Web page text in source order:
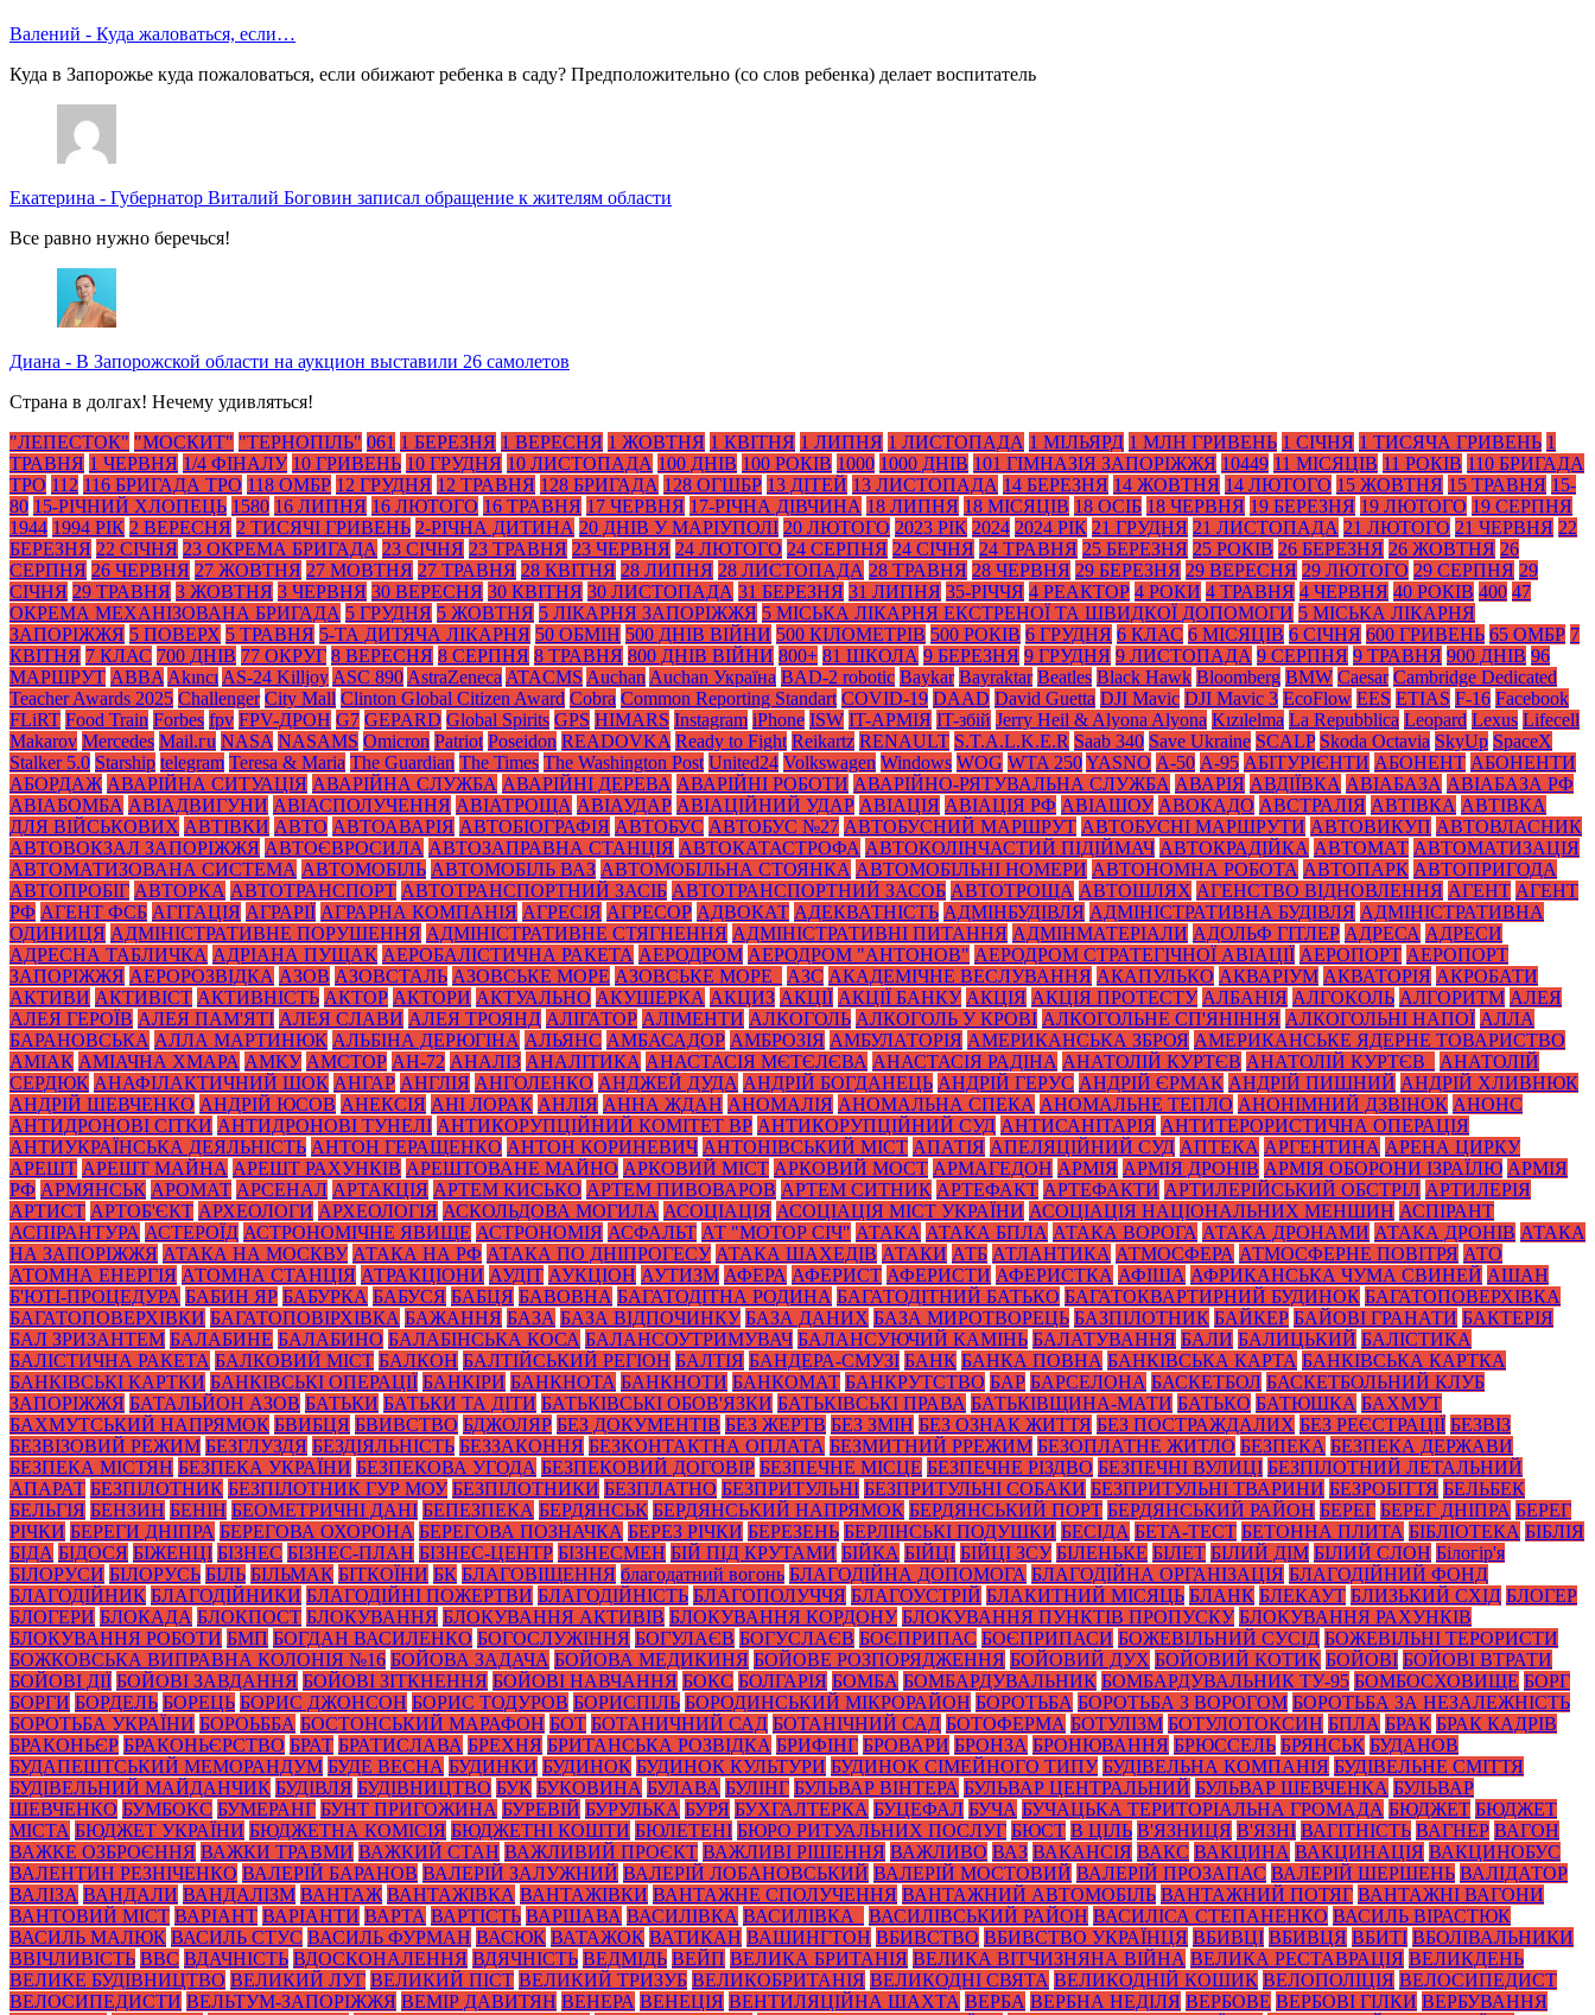
Валений - Куда жаловаться, если…
Куда в Запорожье куда пожаловаться, если обижают ребенка в саду? Предположительно (со слов ребенка) делает воспитатель
Екатерина - Губернатор Виталий Боговин записал обращение к жителям области
Все равно нужно беречься!
Диана - В Запорожской области на аукцион выставили 26 самолетов
Страна в долгах! Нечему удивляться!
"ЛЕПЕСТОК" "МОСКИТ" "ТЕРНОПІЛЬ" 061 1 БЕРЕЗНЯ 1 ВЕРЕСНЯ 1 ЖОВТНЯ 1 КВІТНЯ 1 ЛИПНЯ 1 ЛИСТОПАДА 1 МІЛЬЯРД 1 МЛН ГРИВЕНЬ 1 СІЧНЯ 1 ТИСЯЧА ГРИВЕНЬ 1
ТРАВНЯ 1 ЧЕРВНЯ 1/4 ФІНАЛУ 10 ГРИВЕНЬ 10 ГРУДНЯ 10 ЛИСТОПАДА 100 ДНІВ 100 РОКІВ 1000 1000 ДНІВ 101 ГІМНАЗІЯ ЗАПОРІЖЖЯ 10449 11 МІСЯЦІВ 11 РОКІВ 110 БРИГАДА
ТРО 112 116 БРИГАДА ТРО 118 ОМБР 12 ГРУДНЯ 12 ТРАВНЯ 128 БРИГАДА 128 ОГШБР 13 ДІТЕЙ 13 ЛИСТОПАДА 14 БЕРЕЗНЯ 14 ЖОВТНЯ 14 ЛЮТОГО 15 ЖОВТНЯ 15 ТРАВНЯ 15-
80 15-РІЧНИЙ ХЛОПЕЦЬ 1580 16 ЛИПНЯ 16 ЛЮТОГО 16 ТРАВНЯ 17 ЧЕРВНЯ 17-РІЧНА ДІВЧИНА 18 ЛИПНЯ 18 МІСЯЦІВ 18 ОСІБ 18 ЧЕРВНЯ 19 БЕРЕЗНЯ 19 ЛЮТОГО 19 СЕРПНЯ
1944 1994 РІК 2 ВЕРЕСНЯ 2 ТИСЯЧІ ГРИВЕНЬ 2-РІЧНА ДИТИНА 20 ДНІВ У МАРІУПОЛІ 20 ЛЮТОГО 2023 РІК 2024 2024 РІК 21 ГРУДНЯ 21 ЛИСТОПАДА 21 ЛЮТОГО 21 ЧЕРВНЯ 22
БЕРЕЗНЯ 22 СІЧНЯ 23 ОКРЕМА БРИГАДА 23 СІЧНЯ 23 ТРАВНЯ 23 ЧЕРВНЯ 24 ЛЮТОГО 24 СЕРПНЯ 24 СІЧНЯ 24 ТРАВНЯ 25 БЕРЕЗНЯ 25 РОКІВ 26 БЕРЕЗНЯ 26 ЖОВТНЯ 26
СЕРПНЯ 26 ЧЕРВНЯ 27 ЖОВТНЯ 27 МОВТНЯ 27 ТРАВНЯ 28 КВІТНЯ 28 ЛИПНЯ 28 ЛИСТОПАДА 28 ТРАВНЯ 28 ЧЕРВНЯ 29 БЕРЕЗНЯ 29 ВЕРЕСНЯ 29 ЛЮТОГО 29 СЕРПНЯ 29
СІЧНЯ 29 ТРАВНЯ 3 ЖОВТНЯ 3 ЧЕРВНЯ 30 ВЕРЕСНЯ 30 КВІТНЯ 30 ЛИСТОПАДА 31 БЕРЕЗНЯ 31 ЛИПНЯ 35-РІЧЧЯ 4 РЕАКТОР 4 РОКИ 4 ТРАВНЯ 4 ЧЕРВНЯ 40 РОКІВ 400 47
ОКРЕМА МЕХАНІЗОВАНА БРИГАДА 5 ГРУДНЯ 5 ЖОВТНЯ 5 ЛІКАРНЯ ЗАПОРІЖЖЯ 5 МІСЬКА ЛІКАРНЯ ЕКСТРЕНОЇ ТА ШВИДКОЇ ДОПОМОГИ 5 МІСЬКА ЛІКАРНЯ
ЗАПОРІЖЖЯ 5 ПОВЕРХ 5 ТРАВНЯ 5-ТА ДИТЯЧА ЛІКАРНЯ 50 ОБМІН 500 ДНІВ ВІЙНИ 500 КІЛОМЕТРІВ 500 РОКІВ 6 ГРУДНЯ 6 КЛАС 6 МІСЯЦІВ 6 СІЧНЯ 600 ГРИВЕНЬ 65 ОМБР 7
КВІТНЯ 7 КЛАС 700 ДНІВ 77 ОКРУГ 8 ВЕРЕСНЯ 8 СЕРПНЯ 8 ТРАВНЯ 800 ДНІВ ВІЙНИ 800+ 81 ШКОЛА 9 БЕРЕЗНЯ 9 ГРУДНЯ 9 ЛИСТОПАДА 9 СЕРПНЯ 9 ТРАВНЯ 900 ДНІВ 96
МАРШРУТ ABBA Akıncı AS-24 Killjoy ASC 890 AstraZeneca ATACMS Auchan Auchan Україна BAD-2 robotic Baykar Bayraktar Beatles Black Нawk Bloomberg BMW Caesar Cambridge Dedicated
Teacher Awards 2025 Challenger City Mall Clinton Global Citizen Award Cobra Common Reporting Standart COVID-19 DAAD David Guetta DJI Mavic DJI Mavic 3 EcoFlow EES ETIAS F-16 Facebook
FLiRT Food Train Forbes fpv FPV-ДРОН G7 GEPARD Global Spirits GPS HIMARS Instagram iPhone ISW IT-АРМІЯ IT-збій Jerry Heil & Alyona Alyona Kızılelma La Repubblica Leopard Lexus Lifecell
Makarov Mercedes Mаil.гu NASA NASAMS Omicron Patriot Poseidon READOVKA Ready to Fight Reikartz RENAULT S.T.A.L.K.E.R Saab 340 Save Ukraine SCALP Skoda Octavia SkyUp SpaceX
Stalker 5.0 Starship telegram Teresa & Maria The Guardian The Times The Washington Post United24 Volkswagen Windows WOG WTA 250YASNO А-50 А-95 АБІТУРІЄНТИ АБОНЕНТ АБОНЕНТИ
АБОРДАЖ АВАРІЙНА СИТУАЦІЯ АВАРІЙНА СЛУЖБА АВАРІЙНІ ДЕРЕВА АВАРІЙНІ РОБОТИ АВАРІЙНО-РЯТУВАЛЬНА СЛУЖБА АВАРІЯ АВДІЇВКА АВІАБАЗА АВІАБАЗА РФ
АВІАБОМБА АВІАДВИГУНИ АВІАСПОЛУЧЕННЯ АВІАТРОЩА АВІАУДАР АВІАЦІЙНИЙ УДАР АВІАЦІЯ АВІАЦІЯ РФ АВІАШОУ АВОКАДО АВСТРАЛІЯ АВТІВКА АВТІВКА
ДЛЯ ВІЙСЬКОВИХ АВТІВКИ АВТО АВТОАВАРІЯ АВТОБІОГРАФІЯ АВТОБУС АВТОБУС №27 АВТОБУСНИЙ МАРШРУТ АВТОБУСНІ МАРШРУТИ АВТОВИКУП АВТОВЛАСНИК
АВТОВОКЗАЛ ЗАПОРІЖЖЯ АВТОЄВРОСИЛА АВТОЗАПРАВНА СТАНЦІЯ АВТОКАТАСТРОФА АВТОКОЛІНЧАСТИЙ ПІДІЙМАЧ АВТОКРАДІЙКА АВТОМАТ АВТОМАТИЗАЦІЯ
АВТОМАТИЗОВАНА СИСТЕМА АВТОМОБІЛЬ АВТОМОБІЛЬ ВАЗ АВТОМОБІЛЬНА СТОЯНКА АВТОМОБІЛЬНІ НОМЕРИ АВТОНОМНА РОБОТА АВТОПАРК АВТОПРИГОДА
АВТОПРОБІГ АВТОРКА АВТОТРАНСПОРТ АВТОТРАНСПОРТНИЙ ЗАСІБ АВТОТРАНСПОРТНИЙ ЗАСОБ АВТОТРОЩА АВТОШЛЯХ АГЕНСТВО ВІДНОВЛЕННЯ АГЕНТ АГЕНТ
РФ АГЕНТ ФСБ АГІТАЦІЯ АГРАРІЇ АГРАРНА КОМПАНІЯ АГРЕСІЯ АГРЕСОР АДВОКАТ АДЕКВАТНІСТЬ АДМІНБУДІВЛЯ АДМІНІСТРАТИВНА БУДІВЛЯ АДМІНІСТРАТИВНА
ОДИНИЦЯ АДМІНІСТРАТИВНЕ ПОРУШЕННЯ АДМІНІСТРАТИВНЕ СТЯГНЕННЯ АДМІНІСТРАТИВНІ ПИТАННЯ АДМІНМАТЕРІАЛИ АДОЛЬФ ГІТЛЕР АДРЕСА АДРЕСИ
АДРЕСНА ТАБЛИЧКА АДРІАНА ПУЩАК АЕРОБАЛІСТИЧНА РАКЕТА АЕРОДРОМ АЕРОДРОМ "АНТОНОВ" АЕРОДРОМ СТРАТЕГІЧНОЇ АВІАЦІЇ АЕРОПОРТ АЕРОПОРТ
ЗАПОРІЖЖЯ АЕРОРОЗВІДКА АЗОВ АЗОВСТАЛЬ АЗОВСЬКЕ МОРЕ АЗОВСЬКЕ МОРЕ_ АЗС АКАДЕМІЧНЕ ВЕСЛУВАННЯ АКАПУЛЬКО АКВАРІУМ АКВАТОРІЯ АКРОБАТИ
АКТИВИ АКТИВІСТ АКТИВНІСТЬ АКТОР АКТОРИ АКТУАЛЬНО АКУШЕРКА АКЦИЗ АКЦІЇ АКЦІЇ БАНКУ АКЦІЯ АКЦІЯ ПРОТЕСТУ АЛБАНІЯ АЛГОКОЛЬ АЛГОРИТМ АЛЕЯ
АЛЕЯ ГЕРОЇВ АЛЕЯ ПАМ'ЯТІ АЛЕЯ СЛАВИ АЛЕЯ ТРОЯНД АЛІГАТОР АЛІМЕНТИ АЛКОГОЛЬ АЛКОГОЛЬ У КРОВІ АЛКОГОЛЬНЕ СП'ЯНІННЯ АЛКОГОЛЬНІ НАПОЇ АЛЛА
БАРАНОВСЬКА АЛЛА МАРТИНЮК АЛЬБІНА ДЕРЮГІНА АЛЬЯНС АМБАСАДОР АМБРОЗІЯ АМБУЛАТОРІЯ АМЕРИКАНСЬКА ЗБРОЯ АМЕРИКАНСЬКЕ ЯДЕРНЕ ТОВАРИСТВО
АМІАК АМІАЧНА ХМАРА АМКУ АМСТОР АН-72 АНАЛІЗ АНАЛІТИКА АНАСТАСІЯ МЄТЄЛЄВА АНАСТАСІЯ РАДІНА АНАТОЛІЙ КУРТЄВ АНАТОЛІЙ КУРТЄВ_
АНАТОЛІЙ
СЕРДЮК АНАФІЛАКТИЧНИЙ ШОК АНГАР АНГЛІЯ АНГОЛЕНКО АНДЖЕЙ ДУДА АНДРІЙ БОГДАНЕЦЬ АНДРІЙ ГЕРУС АНДРІЙ ЄРМАК АНДРІЙ ПИШНИЙ АНДРІЙ ХЛИВНЮК
АНДРІЙ ШЕВЧЕНКО АНДРІЙ ЮСОВ АНЕКСІЯ АНІ ЛОРАК АНЛІЯ АННА ЖДАН АНОМАЛІЯ АНОМАЛЬНА СПЕКА АНОМАЛЬНЕ ТЕПЛО АНОНІМНИЙ ДЗВІНОК АНОНС
АНТИДРОНОВІ СІТКИ АНТИДРОНОВІ ТУНЕЛІ АНТИКОРУПЦІЙНИЙ КОМІТЕТ ВР АНТИКОРУПЦІЙНИЙ СУД АНТИСАНІТАРІЯ АНТИТЕРОРИСТИЧНА ОПЕРАЦІЯ
АНТИУКРАЇНСЬКА ДЕЯЛЬНІСТЬ АНТОН ГЕРАЩЕНКО АНТОН КОРИНЕВИЧ АНТОНІВСЬКИЙ МІСТ АПАТІЯ АПЕЛЯЦІЙНИЙ СУД АПТЕКА АРГЕНТИНА АРЕНА ЦИРКУ
АРЕШТ АРЕШТ МАЙНА АРЕШТ РАХУНКІВ АРЕШТОВАНЕ МАЙНО АРКОВИЙ МІСТ АРКОВИЙ МОСТ АРМАГЕДОН АРМІЯ АРМІЯ ДРОНІВ АРМІЯ ОБОРОНИ ІЗРАЇЛЮ АРМІЯ
РФ АРМЯНСЬК АРОМАТ АРСЕНАЛ АРТАКЦІЯ АРТЕМ КИСЬКО АРТЕМ ПИВОВАРОВ АРТЕМ СИТНИК АРТЕФАКТ АРТЕФАКТИ АРТИЛЕРІЙСЬКИЙ ОБСТРІЛ АРТИЛЕРІЯ
АРТИСТ АРТОБ'ЄКТ АРХЕОЛОГИ АРХЕОЛОГІЯ АСКОЛЬДОВА МОГИЛА АСОЦІАЦІЯ АСОЦІАЦІЯ МІСТ УКРАЇНИ АСОЦІАЦІЯ НАЦІОНАЛЬНИХ МЕНШИН АСПІРАНТ
АСПІРАНТУРА АСТЕРОЇД АСТРОНОМІЧНЕ ЯВИЩЕ АСТРОНОМІЯ АСФАЛЬТ АТ "МОТОР СІЧ" АТАКА АТАКА БПЛА АТАКА ВОРОГА АТАКА ДРОНАМИ АТАКА ДРОНІВ АТАКА
НА ЗАПОРІЖЖЯ АТАКА НА МОСКВУ АТАКА НА РФ АТАКА ПО ДНІПРОГЕСУ АТАКА ШАХЕДІВ АТАКИ АТБ АТЛАНТИКА АТМОСФЕРА АТМОСФЕРНЕ ПОВІТРЯ АТО
АТОМНА ЕНЕРГІЯ АТОМНА СТАНЦІЯ АТРАКЦІОНИ АУДІТ АУКЦІОН АУТИЗМ АФЕРА АФЕРИСТ АФЕРИСТИ АФЕРИСТКА АФІША АФРИКАНСЬКА ЧУМА СВИНЕЙ АШАН
Б'ЮТІ-ПРОЦЕДУРА БАБИН ЯР БАБУРКА БАБУСЯ БАБЦЯ БАВОВНА БАГАТОДІТНА РОДИНА БАГАТОДІТНИЙ БАТЬКО БАГАТОКВАРТИРНИЙ БУДИНОК БАГАТОПОВЕРХІВКА
БАГАТОПОВЕРХІВКИ БАГАТОПОВІРХІВКА БАЖАННЯ БАЗА БАЗА ВІДПОЧИНКУ БАЗА ДАНИХ БАЗА МИРОТВОРЕЦЬ БАЗПІЛОТНИК БАЙКЕР БАЙОВІ ГРАНАТИ БАКТЕРІЯ
БАЛ ЗРИЗАНТЕМ БАЛАБИНЕ БАЛАБИНО БАЛАБІНСЬКА КОСА БАЛАНСОУТРИМУВАЧ БАЛАНСУЮЧИЙ КАМІНЬ БАЛАТУВАННЯ БАЛИ БАЛИЦЬКИЙ БАЛІСТИКА
БАЛІСТИЧНА РАКЕТА БАЛКОВИЙ МІСТ БАЛКОН БАЛТІЙСЬКИЙ РЕГІОН БАЛТІЯ БАНДЕРА-СМУЗІ БАНК БАНКА ПОВНА БАНКІВСЬКА КАРТА БАНКІВСЬКА КАРТКА
БАНКІВСЬКІ КАРТКИ БАНКІВСЬКІ ОПЕРАЦІЇ БАНКІРИ БАНКНОТА БАНКНОТИ БАНКОМАТ БАНКРУТСТВО БАР БАРСЕЛОНА БАСКЕТБОЛ БАСКЕТБОЛЬНИЙ КЛУБ
ЗАПОРІЖЖЯ БАТАЛЬЙОН АЗОВ БАТЬКИ БАТЬКИ ТА ДІТИ БАТЬКІВСЬКІ ОБОВ'ЯЗКИ БАТЬКІВСЬКІ ПРАВА БАТЬКІВЩИНА-МАТИ БАТЬКО БАТЮШКА БАХМУТ
БАХМУТСЬКИЙ НАПРЯМОК БВИБЦЯ БВИВСТВО БДЖОЛЯР БЕЗ ДОКУМЕНТІВ БЕЗ ЖЕРТВ БЕЗ ЗМІН БЕЗ ОЗНАК ЖИТТЯ БЕЗ ПОСТРАЖДАЛИХ БЕЗ РЕЄСТРАЦІЇ БЕЗВІЗ
БЕЗВІЗОВИЙ РЕЖИМ БЕЗГЛУЗДЯ БЕЗДІЯЛЬНІСТЬ БЕЗЗАКОННЯ БЕЗКОНТАКТНА ОПЛАТА БЕЗМИТНИЙ РРЕЖИМ БЕЗОПЛАТНЕ ЖИТЛО БЕЗПЕКА БЕЗПЕКА ДЕРЖАВИ
БЕЗПЕКА МІСТЯН БЕЗПЕКА УКРАЇНИ БЕЗПЕКОВА УГОДА БЕЗПЕКОВИЙ ДОГОВІР БЕЗПЕЧНЕ МІСЦЕ БЕЗПЕЧНЕ РІЗДВО БЕЗПЕЧНІ ВУЛИЦІ БЕЗПІЛОТНИЙ ЛЕТАЛЬНИЙ
АПАРАТ БЕЗПІЛОТНИК БЕЗПІЛОТНИК ГУР МОУ БЕЗПІЛОТНИКИ БЕЗПЛАТНО БЕЗПРИТУЛЬНІ БЕЗПРИТУЛЬНІ СОБАКИ БЕЗПРИТУЛЬНІ ТВАРИНИ БЕЗРОБІТТЯ БЕЛЬБЕК
БЕЛЬГІЯ БЕНЗИН БЕНІН БЕОМЕТРИЧНІ ДАНІ БЕПЕЗПЕКА БЕРДЯНСЬК БЕРДЯНСЬКИЙ НАПРЯМОК БЕРДЯНСЬКИЙ ПОРТ БЕРДЯНСЬКИЙ РАЙОН БЕРЕГ БЕРЕГ ДНІПРА БЕРЕГ
РІЧКИ БЕРЕГИ ДНІПРА БЕРЕГОВА ОХОРОНА БЕРЕГОВА ПОЗНАЧКА БЕРЕЗ РІЧКИ БЕРЕЗЕНЬ БЕРЛІНСЬКІ ПОДУШКИ БЕСІДА БЕТА-ТЕСТ БЕТОННА ПЛИТА БІБЛІОТЕКА БІБЛІЯ
БІДА БІДОСЯ БІЖЕНЦІ БІЗНЕС БІЗНЕС-ПЛАН БІЗНЕС-ЦЕНТР БІЗНЕСМЕН БІЙ ПІД КРУТАМИ БІЙКА БІЙЦІ БІЙЦІ ЗСУ БІЛЕНЬКЕ БІЛЕТ БІЛИЙ ДІМ БІЛИЙ СЛОН Білогір'я
БІЛОРУСИ БІЛОРУСЬ БІЛЬ БІЛЬМАК БІТКОЇНИ БК БЛАГОВІЩЕННЯ благодатний вогонь БЛАГОДІЙНА ДОПОМОГА БЛАГОДІЙНА ОРГАНІЗАЦІЯ БЛАГОДІЙНИЙ ФОНД
БЛАГОДІЙНИК БЛАГОДІЙНИКИ БЛАГОДІЙНІ ПОЖЕРТВИ БЛАГОДІЙНІСТЬ БЛАГОПОЛУЧЧЯ БЛАГОУСТРІЙ БЛАКИТНИЙ МІСЯЦЬ БЛАНК БЛЕКАУТ БЛИЗЬКИЙ СХІД БЛОГЕР
БЛОГЕРИ БЛОКАДА БЛОКПОСТ БЛОКУВАННЯ БЛОКУВАННЯ АКТИВІВ БЛОКУВАННЯ КОРДОНУ БЛОКУВАННЯ ПУНКТІВ ПРОПУСКУ БЛОКУВАННЯ РАХУНКІВ
БЛОКУВАННЯ РОБОТИ БМП БОГДАН ВАСИЛЕНКО БОГОСЛУЖІННЯ БОГУЛАЄВ БОГУСЛАЄВ БОЄПРИПАС БОЄПРИПАСИ БОЖЕВІЛЬНИЙ СУСІД БОЖЕВІЛЬНІ ТЕРОРИСТИ
БОЖКОВСЬКА ВИПРАВНА КОЛОНІЯ №16 БОЙОВА ЗАДАЧА БОЙОВА МЕДИКИНЯ БОЙОВЕ РОЗПОРЯДЖЕННЯ БОЙОВИЙ ДУХ БОЙОВИЙ КОТИК БОЙОВІ БОЙОВІ ВТРАТИ
БОЙОВІ ДІЇ БОЙОВІ ЗАВДАННЯ БОЙОВІ ЗІТКНЕННЯ БОЙОВІ НАВЧАННЯ БОКС БОЛГАРІЯ БОМБА БОМБАРДУВАЛЬНИК БОМБАРДУВАЛЬНИК ТУ-95 БОМБОСХОВИЩЕ БОРГ
БОРГИ БОРДЕЛЬ БОРЕЦЬ БОРИС ДЖОНСОН БОРИС ТОДУРОВ БОРИСПІЛЬ БОРОДИНСЬКИЙ МІКРОРАЙОН БОРОТЬБА БОРОТЬБА З ВОРОГОМ БОРОТЬБА ЗА НЕЗАЛЕЖНІСТЬ
БОРОТЬБА УКРАЇНИ БОРОЬББА БОСТОНСЬКИЙ МАРАФОН БОТ БОТАНИЧНИЙ САД БОТАНІЧНИЙ САД БОТОФЕРМА БОТУЛІЗМ БОТУЛОТОКСИН БПЛА БРАК БРАК КАДРІВ
БРАКОНЬЄР БРАКОНЬЄРСТВО БРАТ БРАТИСЛАВА БРЕХНЯ БРИТАНСЬКА РОЗВІДКА БРИФІНГ БРОВАРИ БРОНЗА БРОНЮВАННЯ БРЮССЕЛЬ БРЯНСЬК БУДАНОВ
БУДАПЕШТСЬКИЙ МЕМОРАНДУМ БУДЕ ВЕСНА БУДИНКИ БУДИНОК БУДИНОК КУЛЬТУРИ БУДИНОК СІМЕЙНОГО ТИПУ БУДІВЕЛЬНА КОМПАНІЯ БУДІВЕЛЬНЕ СМІТТЯ
БУДІВЕЛЬНИЙ МАЙДАНЧИК БУДІВЛЯ БУДІВНИЦТВО БУК БУКОВИНА БУЛАВА БУЛІНГ БУЛЬВАР ВІНТЕРА БУЛЬВАР ЦЕНТРАЛЬНИЙ БУЛЬВАР ШЕВЧЕНКА БУЛЬВАР
ШЕВЧЕНКО БУМБОКС БУМЕРАНГ БУНТ ПРИГОЖИНА БУРЕВІЙ БУРУЛЬКА БУРЯ БУХГАЛТЕРКА БУЦЕФАЛ БУЧА БУЧАЦЬКА ТЕРИТОРІАЛЬНА ГРОМАДА БЮДЖЕТ БЮДЖЕТ
МІСТА БЮДЖЕТ УКРАЇНИ БЮДЖЕТНА КОМІСІЯ БЮДЖЕТНІ КОШТИ БЮЛЕТЕНІ БЮРО РИТУАЛЬНИХ ПОСЛУГ БЮСТ В ЦІЛЬ В'ЯЗНИЦЯ В'ЯЗНІ ВАГІТНІСТЬ ВАГНЕР ВАГОН
ВАЖКЕ ОЗБРОЄННЯ ВАЖКИ ТРАВМИ ВАЖКИЙ СТАН ВАЖЛИВИЙ ПРОЄКТ ВАЖЛИВІ РІШЕННЯ ВАЖЛИВО ВАЗ ВАКАНСІЯ ВАКС ВАКЦИНА ВАКЦИНАЦІЯ ВАКЦИНОБУС
ВАЛЕНТИН РЕЗНІЧЕНКО ВАЛЕРІЙ БАРАНОВ ВАЛЕРІЙ ЗАЛУЖНИЙ ВАЛЕРІЙ ЛОБАНОВСЬКИЙ ВАЛЕРІЙ МОСТОВИЙ ВАЛЕРІЙ ПРОЗАПАС ВАЛЕРІЙ ШЕРШЕНЬ ВАЛІДАТОР
ВАЛІЗА ВАНДАЛИ ВАНДАЛІЗМ ВАНТАЖ ВАНТАЖІВКА ВАНТАЖІВКИ ВАНТАЖНЕ СПОЛУЧЕННЯ ВАНТАЖНИЙ АВТОМОБІЛЬ ВАНТАЖНИЙ ПОТЯГ ВАНТАЖНІ ВАГОНИ
ВАНТОВИЙ МІСТ ВАРІАНТ ВАРІАНТИ ВАРТА ВАРТІСТЬ ВАРШАВА ВАСИЛІВКА ВАСИЛІВКА_ ВАСИЛІВСЬКИЙ РАЙОН ВАСИЛІСА СТЕПАНЕНКО ВАСИЛЬ ВІРАСТЮК
ВАСИЛЬ МАЛЮК ВАСИЛЬ СТУС ВАСИЛЬ ФУРМАН ВАСЮК ВАТАЖОК ВАТИКАН ВАШИНГТОН ВБИВСТВО ВБИВСТВО УКРАЇНЦЯ ВБИВЦІ ВБИВЦЯ ВБИТІ ВБОЛІВАЛЬНИКИ
ВВІЧЛИВІСТЬ ВВС ВДАЧНІСТЬ ВДОСКОНАЛЕННЯ ВДЯЧНІСТЬ ВЕДМІДЬ ВЕЙП ВЕЛИКА БРИТАНІЯ ВЕЛИКА ВІТЧИЗНЯНА ВІЙНА ВЕЛИКА РЕСТАВРАЦІЯ ВЕЛИКДЕНЬ
ВЕЛИКЕ БУДІВНИЦТВО ВЕЛИКИЙ ЛУГ ВЕЛИКИЙ ПІСТ ВЕЛИКИЙ ТРИЗУБ ВЕЛИКОБРИТАНІЯ ВЕЛИКОДНІ СВЯТА ВЕЛИКОДНІЙ КОШИК ВЕЛОПОЛІЦІЯ ВЕЛОСИПЕДИСТ
ВЕЛОСИПЕДИСТИ ВЕЛЬТУМ-ЗАПОРІЖЖЯ ВЕМІР ДАВИТЯН ВЕНЕРА ВЕНЕЦІЯ ВЕНТИЛЯЦІЙНА ШАХТА ВЕРБА ВЕРБНА НЕДІЛЯ ВЕРБОВЕ ВЕРБОВІ ГІЛКИ ВЕРБУВАННЯ